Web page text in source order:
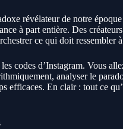
révélateur de notre
à part entière. Des
ce qui doit ressembler
codes d’Instagram. Vous
analyser le
efficaces. En clair : tout ce